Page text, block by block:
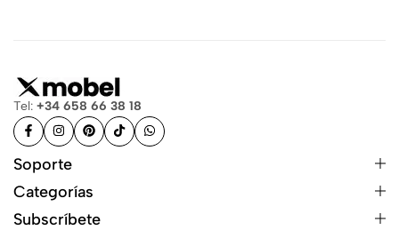
Tel: +34 658 66 38 18
Soporte
Categorías
Subscríbete